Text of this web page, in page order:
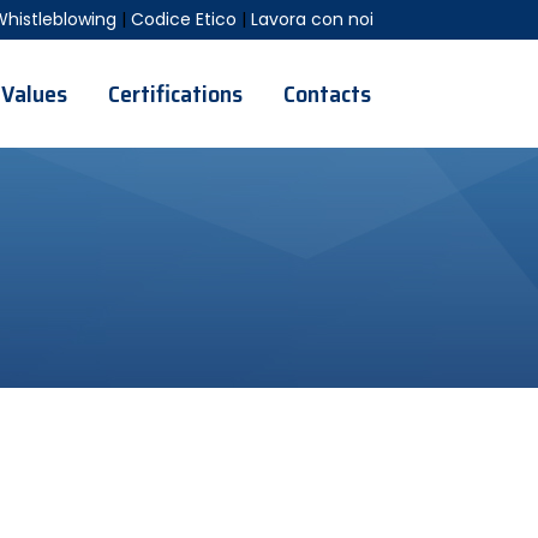
| Codice Etico | Lavora con noi
Values Certifications Contacts